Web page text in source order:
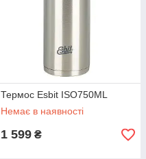
Термос Esbit ISO750ML
Немає в наявності
1 599 ₴